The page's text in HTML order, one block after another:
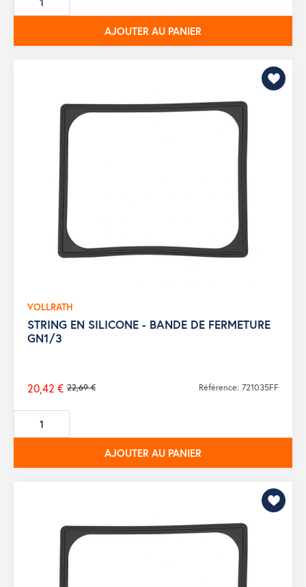
base
AJOUTER AU PANIER
VOLLRATH
STRING EN SILICONE - BANDE DE FERMETURE
GN1/3
Prix
de
base
22,69 €
20,42 € Référence: 721035FF
AJOUTER AU PANIER